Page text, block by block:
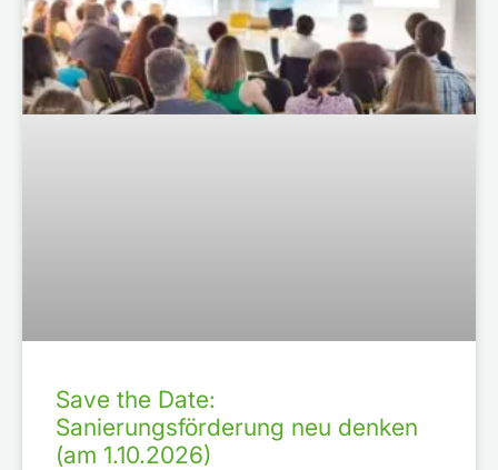
Save the Date:
Sanierungsförderung neu denken
(am 1.10.2026)